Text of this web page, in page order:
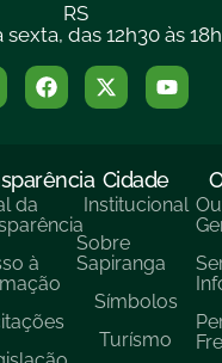
RS
das 12h30 às
da
à
Cidade
Institucional
Sobre
Sapiranga
Símbolos
Turísmo